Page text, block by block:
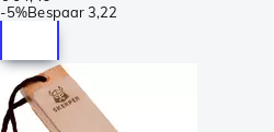
-5%Bespaar3,22